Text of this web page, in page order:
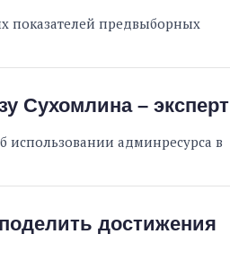
показателей предвыборных
Сухомлина – эксперт
использовании админресурса в
достижения